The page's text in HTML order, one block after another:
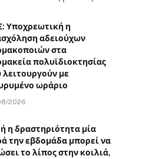
Υποχρεωτική η
αδειούχων
στα
πολυϊδιοκτησίας
λειτουργούν με
ωράριο
2026
η δραστηριότητα μία
την εβδομάδα μπορεί να
το λίπος στην κοιλιά,